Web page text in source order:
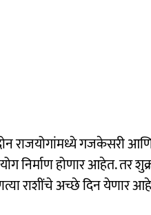
राजयोगांमध्ये गजकेसरी
निर्माण होणार आहेत. तर
राशींचे अच्छे दिन येणार